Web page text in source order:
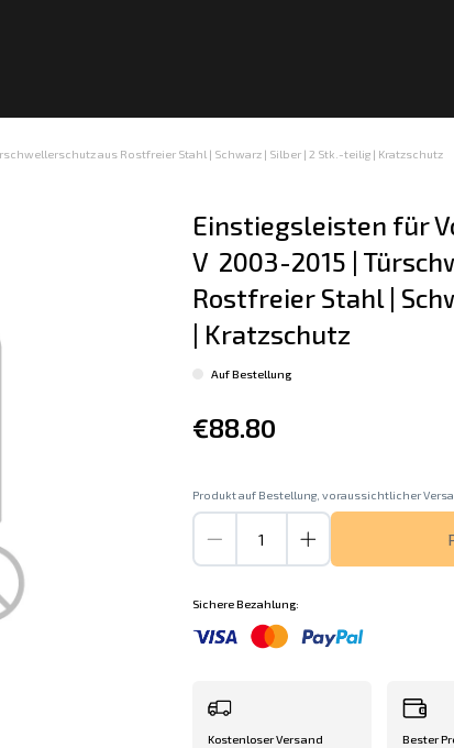
aus Rostfreier Stahl | Schwarz | Silber | 2 Stk.-teilig | Kratzschutz
Einstiegsleisten für
V  2003-2015 |
Rostfreier Stahl |
| Kratzschutz
Auf Bestellung
€88.80
Produkt auf Bestellung, voraussichtlicher
Sichere Bezahlung:
Kostenloser Versand Bester